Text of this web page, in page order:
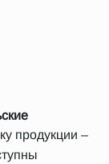
продукции –